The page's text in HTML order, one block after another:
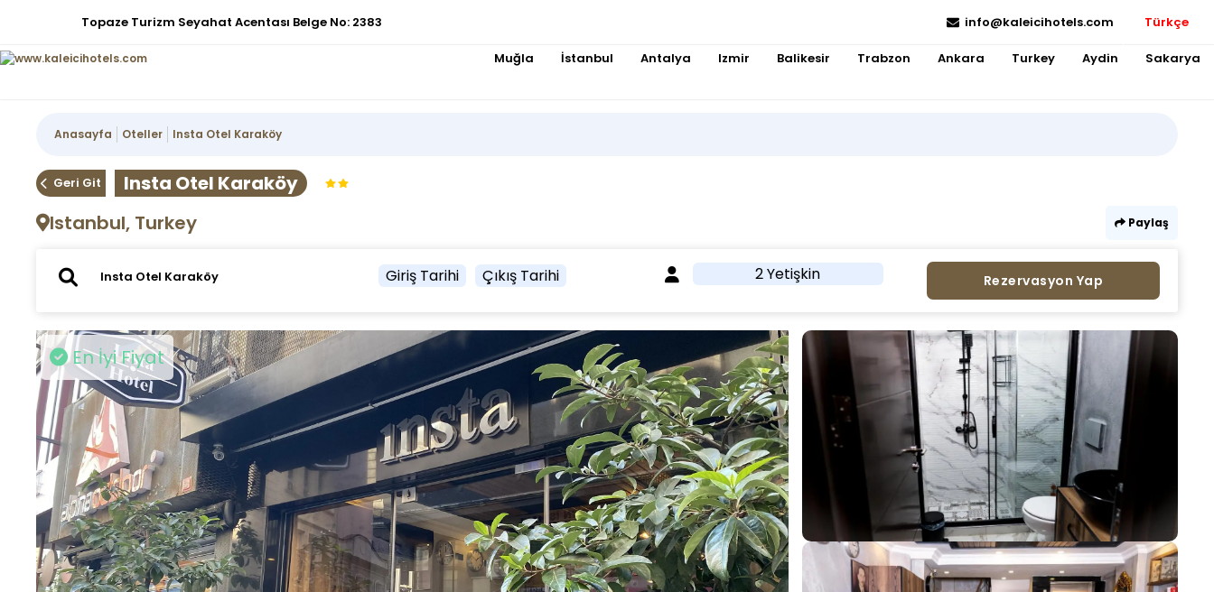
Topaze Turizm Seyahat Acentası Belge No: 2383 info@kaleicihotels.com Türkçe
Muğla İstanbul Antalya Izmir Balikesir Trabzon Ankara Turkey Aydin Sakarya
Anasayfa Oteller Insta Otel Karaköy
Geri Git
Insta Otel Karaköy
Istanbul, Turkey
Paylaş
Giriş Tarihi Çıkış Tarihi 2 Yetişkin Rezervasyon Yap
En İyi Fiyat